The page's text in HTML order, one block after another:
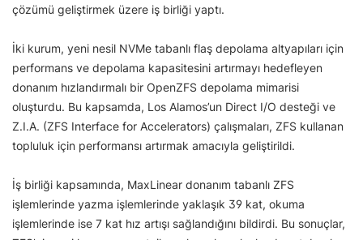
çözümü geliştirmek üzere iş birliği yaptı.
İki kurum, yeni nesil NVMe tabanlı flaş depolama altyapıları için
performans ve depolama kapasitesini artırmayı hedefleyen
donanım hızlandırmalı bir OpenZFS depolama mimarisi
oluşturdu. Bu kapsamda, Los Alamos’un Direct I/O desteği ve
Z.I.A. (ZFS Interface for Accelerators) çalışmaları, ZFS kullanan
topluluk için performansı artırmak amacıyla geliştirildi.
İş birliği kapsamında, MaxLinear donanım tabanlı ZFS
işlemlerinde yazma işlemlerinde yaklaşık 39 kat, okuma
işlemlerinde ise 7 kat hız artışı sağlandığını bildirdi. Bu sonuçlar,